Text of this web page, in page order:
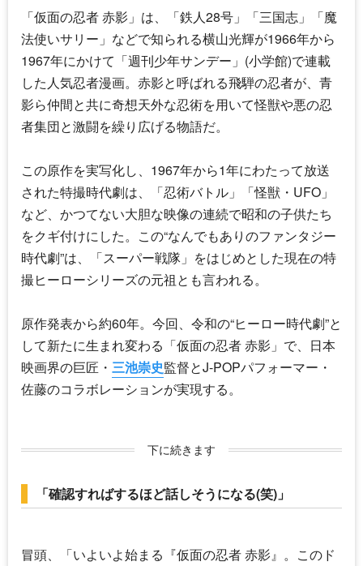
「仮面の忍者 赤影 」は、「鉄人28号」「三国志」「魔
法使いサリー」などで知られる横山光輝が1966年から
1967年にかけて「週刊少年サンデー」(小学館)で連載
した人気忍者漫画。赤影と呼ばれる飛騨の忍者が、青
影ら仲間と共に奇想天外な忍術を用いて怪獣や悪の忍
者集団と激闘を繰り広げる物語だ。
この原作を実写化し、1967年から1年にわたって放送
された特撮時代劇は、「忍術バトル」「怪獣・UFO」
など、かつてない大胆な映像の連続で昭和の子供たち
をクギ付けにした。この“なんでもありのファンタジー
時代劇”は、「スーパー戦隊」をはじめとした現在の特
撮ヒーローシリーズの元祖とも言われる。
原作発表から約60年。今回、令和の“ヒーロー時代劇”と
して新たに生まれ変わる「仮面の忍者 赤影 」で、日本
映画界の巨匠・ 三池崇史監督とJ-POPパフォーマー・
佐藤のコラボレーションが実現する。
下に続きます
「確認すればするほど話しそうになる(笑)」
冒頭、「いよいよ始まる『仮面の忍者 赤影』。このド